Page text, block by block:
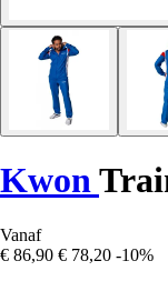
Kwon
Vanaf
€ 86,90 € 78,20 -10%